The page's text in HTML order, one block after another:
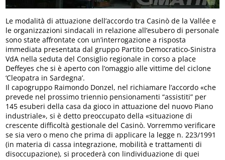
Le modalità di attuazione dell’accordo tra Casinò de la Vallée e
le organizzazioni sindacali in relazione all’esubero di personale
sono state affrontate con un’interrogazione a risposta
immediata presentata dal gruppo Partito Democratico-Sinistra
VdA nella seduta del Consiglio regionale in corso a place
Deffeyes che si è aperto con l’omaggio alle vittime del ciclone
‘Cleopatra in Sardegna’.
Il capogruppo Raimondo Donzel, nel richiamare l’accordo «che
prevede nel prossimo triennio pensionamenti “assistiti” per
145 esuberi della casa da gioco in attuazione del nuovo Piano
industriale», si è detto preoccupato della «situazione di
crescente difficoltà gestionale del Casinò. Vorremmo verificare
se sia vero o meno che prima di applicare la legge n. 223/1991
(in materia di cassa integrazione, mobilità e trattamenti di
disoccupazione), si procederà con lindividuazione di quei